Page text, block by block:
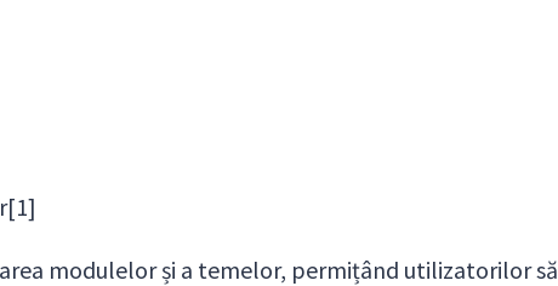
modulelor și a temelor, permițând utilizatorilor să